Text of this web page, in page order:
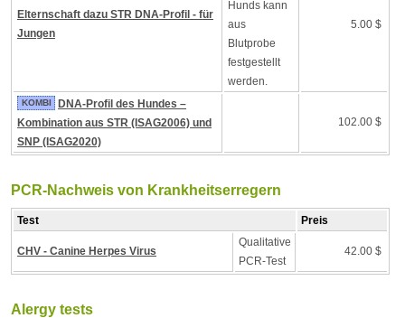
Elternschaft dazu STR DNA-Profil - für
Jungen
Hunds kann
aus
Blutprobe
festgestellt
werden.
5.00 $
KOMBI
DNA-Profil des Hundes –
Kombination aus STR (ISAG2006) und
SNP (ISAG2020)
102.00 $
PCR-Nachweis von Krankheitserregern
Test Preis
CHV - Canine Herpes Virus
Qualitative
PCR-Test
42.00 $
Alergy tests